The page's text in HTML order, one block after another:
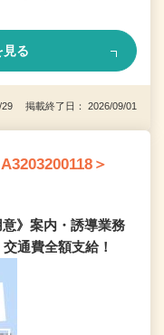
見る
29 掲載終了日： 2026/09/01
＞
意》案内・誘導業務
通費全額支給！